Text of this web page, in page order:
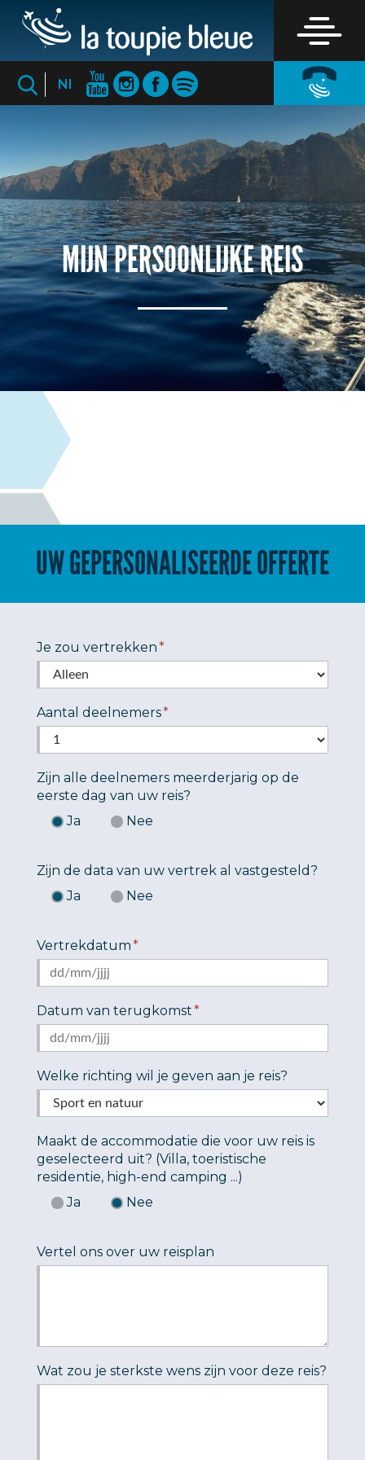
Nl
MIJN PERSOONLIJKE REIS
UW GEPERSONALISEERDE OFFERTE
Je zou vertrekken*
Aantal deelnemers*
Zijn alle deelnemers meerderjarig op de
eerste dag van uw reis?
Ja
Nee
Zijn de data van uw vertrek al vastgesteld?
Ja
Nee
Vertrekdatum*
slash
MM
slash
JJJJ
Datum van terugkomst*
slash
MM
slash
Welke richting wil je geven aan je reis?
Maakt de accommodatie die voor uw reis is
geselecteerd uit? (Villa, toeristische
residentie, high-end camping ...)
Ja
Nee
Vertel ons over uw reisplan
Wat zou je sterkste wens zijn voor deze reis?